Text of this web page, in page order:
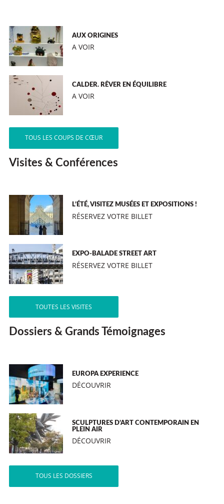
AUX ORIGINES
A VOIR
CALDER. RÊVER EN ÉQUILIBRE
A VOIR
TOUS LES COUPS DE CŒUR
Visites & Conférences
L’ÉTÉ, VISITEZ MUSÉES ET EXPOSITIONS !
RÉSERVEZ VOTRE BILLET
EXPO-BALADE STREET ART
RÉSERVEZ VOTRE BILLET
TOUTES LES VISITES
Dossiers & Grands Témoignages
EUROPA EXPERIENCE
DÉCOUVRIR
SCULPTURES D’ART CONTEMPORAIN EN
PLEIN AIR
DÉCOUVRIR
TOUS LES DOSSIERS